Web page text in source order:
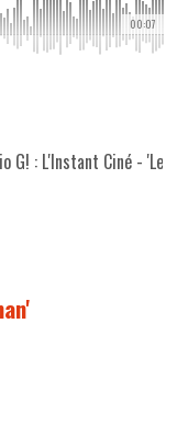
00:07
G! : L'Instant Ciné - 'Le